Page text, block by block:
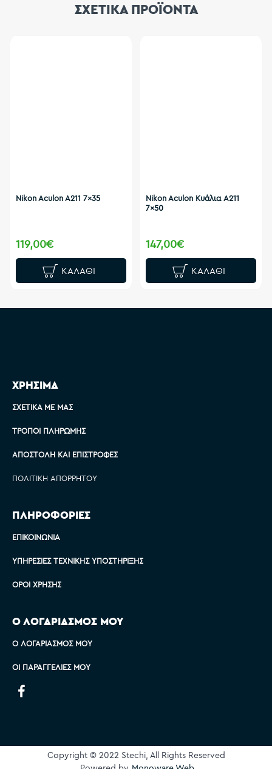
ΣΧΕΤΙΚΑ ΠΡΟΪΟΝΤΑ
Nikon Aculon A211 7x35
119,00€
ΚΑΛΆΘΙ
Nikon Aculon Κυάλια A211
7x50
147,00€
ΚΑΛΆΘΙ
ΧΡΗΣΙΜΑ
ΣΧΕΤΙΚΆ ΜΕ ΜΑΣ
ΤΡΌΠΟΙ ΠΛΗΡΩΜΉΣ
ΑΠΟΣΤΟΛΉ ΚΑΙ ΕΠΙΣΤΡΟΦΈΣ
ΠΟΛΙΤΙΚΉ ΑΠΟΡΡΉΤΟΥ
ΠΛΗΡΟΦΟΡΙΕΣ
ΕΠΙΚΟΙΝΩΝΊΑ
ΥΠΗΡΕΣΊΕΣ ΤΕΧΝΙΚΉΣ ΥΠΟΣΤΉΡΙΞΗΣ
ΌΡΟΙ ΧΡΉΣΗΣ
Ο ΛΟΓΑΡΙΑΣΜΟΣ ΜΟΥ
Ο ΛΟΓΑΡΙΑΣΜΌΣ ΜΟΥ
ΟΙ ΠΑΡΑΓΓΕΛΊΕΣ ΜΟΥ
Copyright © 2022 Stechi, All Rights Reserved